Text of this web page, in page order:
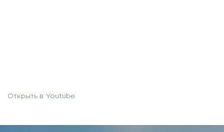
Открыть в Youtube